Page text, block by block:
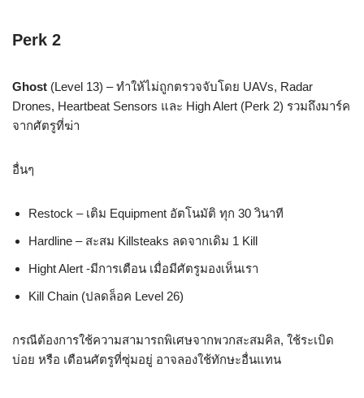
Perk 2
Ghost (Level 13) – ทำให้ไม่ถูกตรวจจับโดย UAVs, Radar
Drones, Heartbeat Sensors และ High Alert (Perk 2) รวมถึงมาร์ค
จากศัตรูที่ฆ่า
อื่นๆ
Restock – เติม Equipment อัตโนมัติ ทุก 30 วินาที
Hardline – สะสม Killsteaks ลดจากเดิม 1 Kill
Hight Alert -มีการเตือน เมื่อมีศัตรูมองเห็นเรา
Kill Chain (ปลดล็อค Level 26)
กรณีต้องการใช้ความสามารถพิเศษจากพวกสะสมคิล, ใช้ระเบิด
บ่อย หรือ เตือนศัตรูที่ซุ่มอยู่ อาจลองใช้ทักษะอื่นแทน